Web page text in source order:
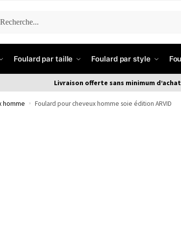
Foulard par taille Foulard par style
Livraison offerte sans minimum
homme » Foulard pour cheveux homme soie édition ARVID